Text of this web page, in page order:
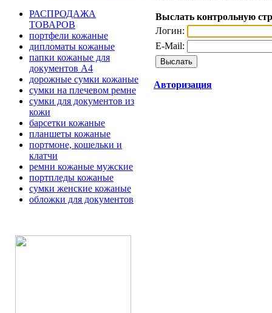
РАСПРОДАЖА
ТОВАРОВ
портфели кожаные
дипломаты кожаные
папки кожаные для
документов А4
дорожные сумки кожаные
сумки на плечевом ремне
сумки для документов из
кожи
барсетки кожаные
планшеты кожаные
портмоне, кошельки и
клатчи
ремни кожаные мужские
портпледы кожаные
сумки женские кожаные
обложки для документов
Выслать контрольную
Логин:
E-Mail:
Авторизация